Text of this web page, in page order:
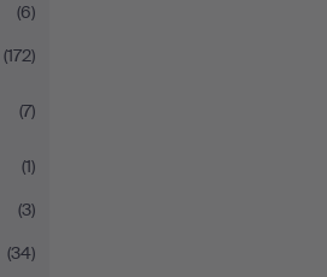
(6)
(172)
(7)
(1)
(3)
(34)